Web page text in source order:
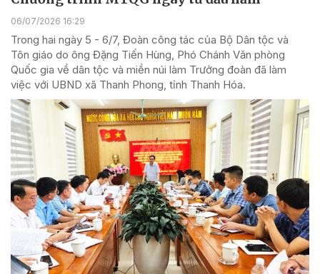
06/07/2026 16:29
Trong hai ngày 5 - 6/7, Đoàn công tác của Bộ Dân tộc và
Tôn giáo do ông Đặng Tiến Hùng, Phó Chánh Văn phòng
Quốc gia về dân tộc và miền núi làm Trưởng đoàn đã làm
việc với UBND xã Thanh Phong, tỉnh Thanh Hóa.